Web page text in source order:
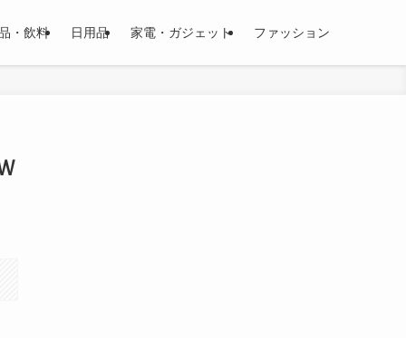
・飲料 日用品 家電・ガジェット ファッション